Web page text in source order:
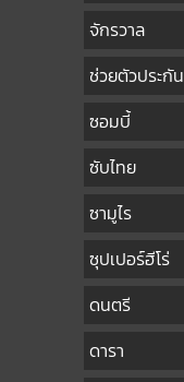
จักรวาล
ช่วยตัวประกัน
ซอมบี้
ซับไทย
ซามูไร
ซุปเปอร์ฮีโร่
ดนตรี
ดารา